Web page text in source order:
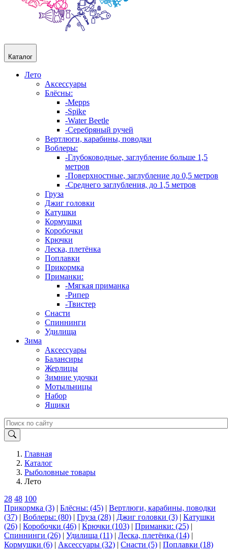
Каталог
Лето
Аксессуары
Блёсны:
-Mepps
-Spike
-Water Beetle
-Серебряный ручей
Вертлюги, карабины, поводки
Воблеры:
-Глубоководные, заглубление больше 1,5
метров
-Поверхностные, заглубление до 0,5 метров
-Среднего заглубления, до 1,5 метров
Груза
Джиг головки
Катушки
Кормушки
Коробочки
Крючки
Леска, плетёнка
Поплавки
Прикормка
Приманки:
-Мягкая приманка
-Рипер
-Твистер
Снасти
Спиннинги
Удилища
Зима
Аксессуары
Балансиры
Жерлицы
Зимние удочки
Мотыльницы
Набор
Ящики
Главная
Каталог
Рыболовные товары
Лето
28 48 100
Прикормка (3) | Блёсны: (45) | Вертлюги, карабины, поводки
(37) | Воблеры: (80) | Груза (28) | Джиг головки (3) | Катушки
(26) | Коробочки (46) | Крючки (103) | Приманки: (25) |
Спиннинги (26) | Удилища (11) | Леска, плетёнка (14) |
Кормушки (6) | Аксессуары (32) | Снасти (5) | Поплавки (18)